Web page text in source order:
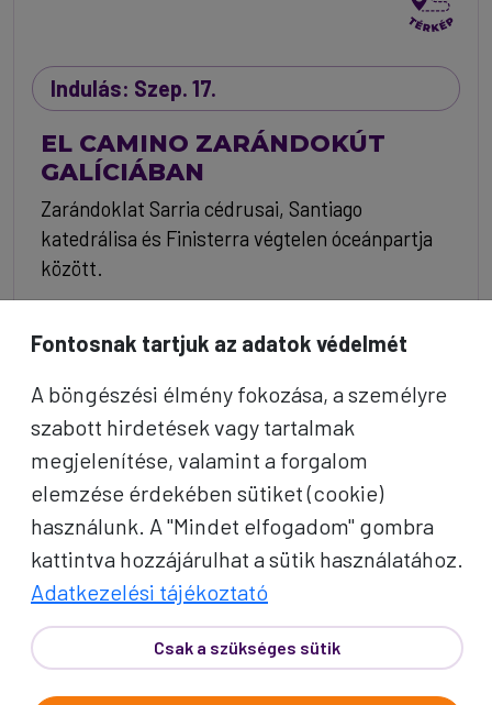
Indulás: Szep. 17.
EL CAMINO ZARÁNDOKÚT
GALÍCIÁBAN
Zarándoklat Sarria cédrusai, Santiago
katedrálisa és Finisterra végtelen óceánpartja
között.
NAP
Fontosnak tartjuk az adatok védelmét
A böngészési élmény fokozása, a személyre
szabott hirdetések vagy tartalmak
megjelenítése, valamint a forgalom
elemzése érdekében sütiket (cookie)
használunk. A "Mindet elfogadom" gombra
kattintva hozzájárulhat a sütik használatához.
Adatkezelési tájékoztató
Csak a szükséges sütik